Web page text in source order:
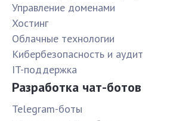
Управление доменами
Хостинг
Облачные технологии
Кибербезопасность и аудит
IT-поддержка
Разработка чат-ботов
Telegram-боты